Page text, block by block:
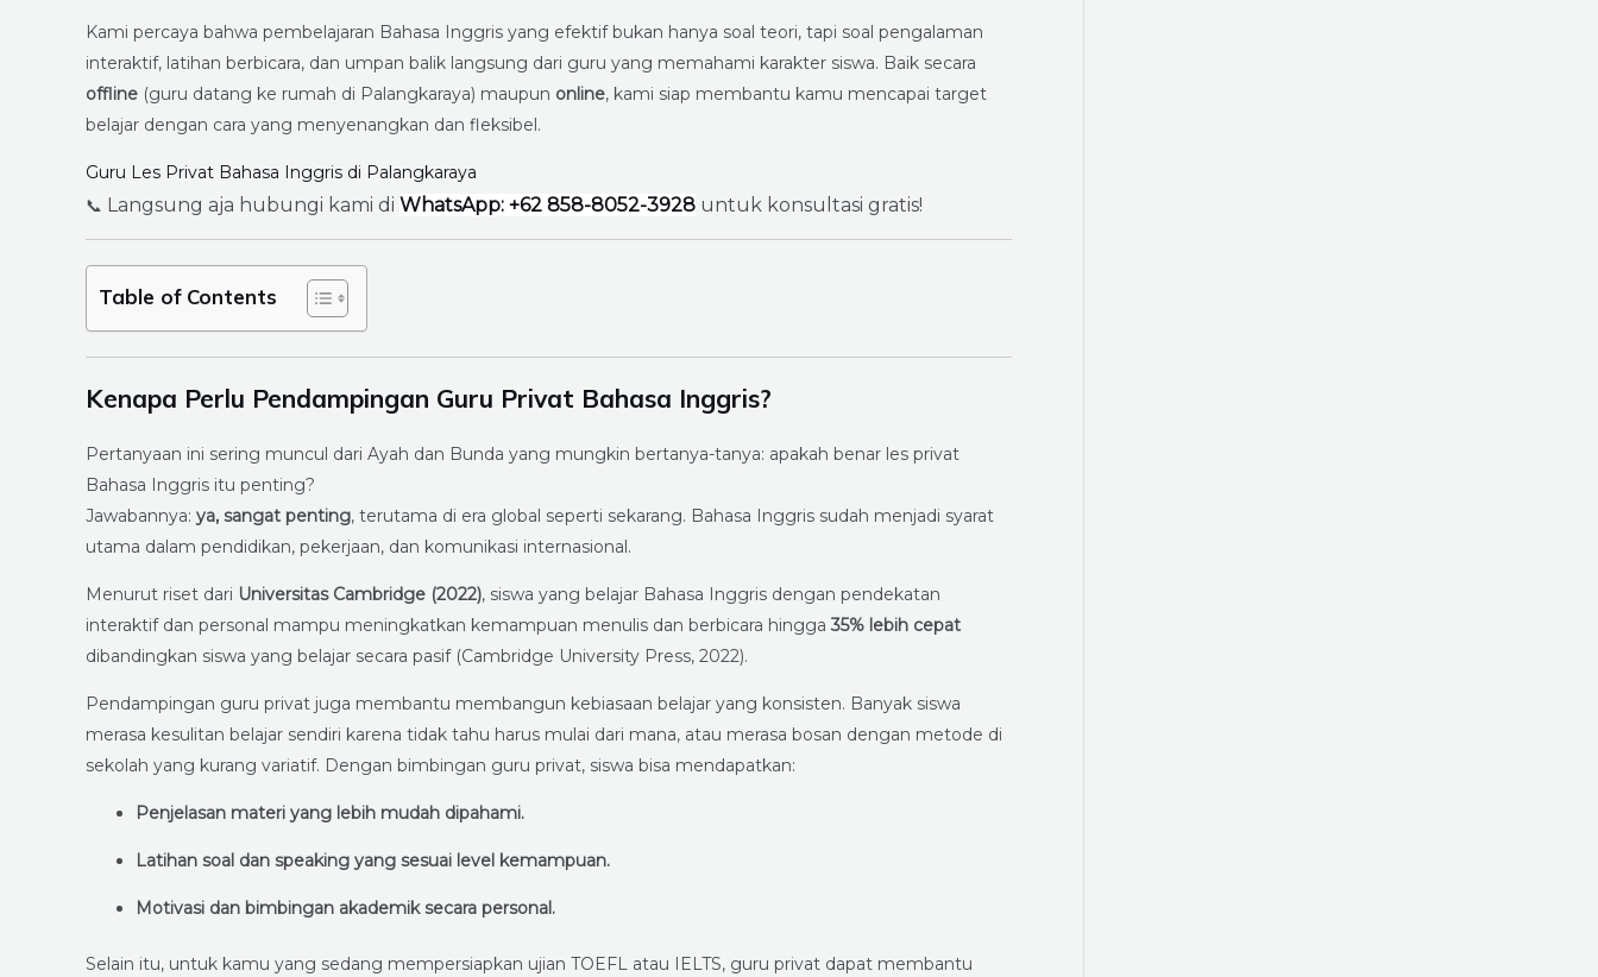
Kami percaya bahwa pembelajaran Bahasa Inggris yang efektif bukan hanya soal teori, tapi soal pengalaman
interaktif, latihan berbicara, dan umpan balik langsung dari guru yang memahami karakter siswa. Baik secara
offline (guru datang ke rumah di Palangkaraya) maupun online, kami siap membantu kamu mencapai target
belajar dengan cara yang menyenangkan dan fleksibel.
Guru Les Privat Bahasa Inggris di Palangkaraya
📞 Langsung aja hubungi kami di WhatsApp: +62 858-8052-3928 untuk konsultasi gratis!
Table of Contents
Kenapa Perlu Pendampingan Guru Privat Bahasa Inggris?
Pertanyaan ini sering muncul dari Ayah dan Bunda yang mungkin bertanya-tanya: apakah benar les privat
Bahasa Inggris itu penting?
Jawabannya: ya, sangat penting, terutama di era global seperti sekarang. Bahasa Inggris sudah menjadi syarat
utama dalam pendidikan, pekerjaan, dan komunikasi internasional.
Menurut riset dari Universitas Cambridge (2022), siswa yang belajar Bahasa Inggris dengan pendekatan
interaktif dan personal mampu meningkatkan kemampuan menulis dan berbicara hingga35% lebih cepat
dibandingkan siswa yang belajar secara pasif (Cambridge University Press, 2022).
Pendampingan guru privat juga membantu membangun kebiasaan belajar yang konsisten. Banyak siswa
merasa kesulitan belajar sendiri karena tidak tahu harus mulai dari mana, atau merasa bosan dengan metode di
sekolah yang kurang variatif. Dengan bimbingan guru privat, siswa bisa mendapatkan:
Penjelasan materi yang lebih mudah dipahami.
Latihan soal dan speaking yang sesuai level kemampuan.
Motivasi dan bimbingan akademik secara personal.
Selain itu, untuk kamu yang sedang mempersiapkan ujian TOEFL atau IELTS, guru privat dapat membantu